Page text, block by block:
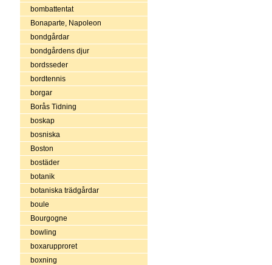
bombattentat
Bonaparte, Napoleon
bondgårdar
bondgårdens djur
bordsseder
bordtennis
borgar
Borås Tidning
boskap
bosniska
Boston
bostäder
botanik
botaniska trädgårdar
boule
Bourgogne
bowling
boxarupproret
boxning